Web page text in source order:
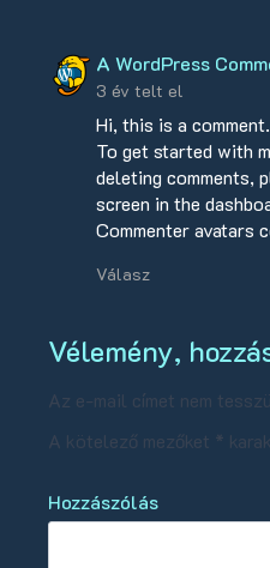
A WordPress
3 év telt el
Hi, this is a comment.
To get started with
deleting comments,
screen in the
Commenter avatars
Válasz
Vélemény,
Az e-mail címet nem
A kötelező mezőket *
Hozzászólás